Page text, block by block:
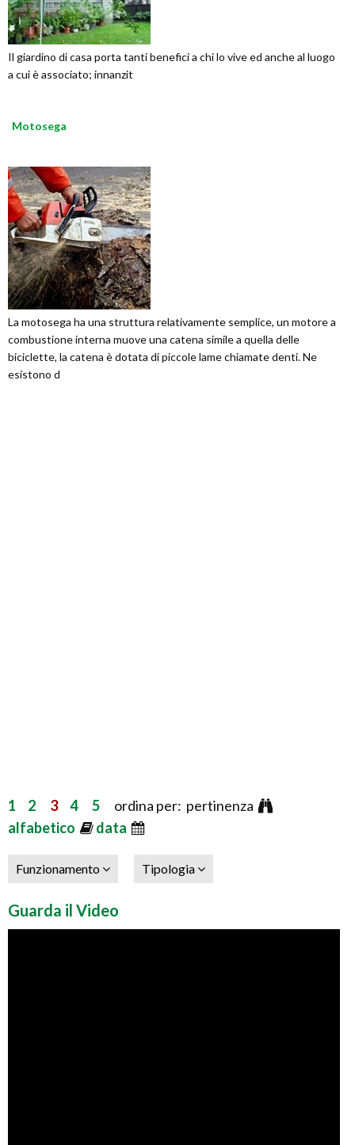
Il giardino di casa porta tanti benefici a chi lo vive ed anche al luogo
a cui è associato; innanzit
Motosega
La motosega ha una struttura relativamente semplice, un motore a
combustione interna muove una catena simile a quella delle
biciclette, la catena è dotata di piccole lame chiamate denti. Ne
esistono d
1 2 3 4 5 ordina per: pertinenza
alfabetico
data
Funzionamento Tipologia
Guarda il Video